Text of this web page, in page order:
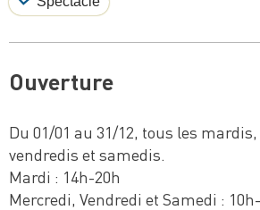
Ouverture
Du 01/01 au 31/12, tous les
vendredis et samedis.
Mardi : 14h-20h
Mercredi, Vendredi et Samedi :